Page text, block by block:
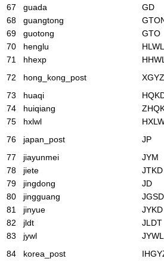
67
guada GD
68
guangtong
69
guotong GTO
70
henglu HLWL
71
hhexp
72
hong_kong_post XGYZ
73
huaqi
74
huiqiang
75
hxlwl
76
japan_post JP
77
jiayunmei JYM
78
jiete JTKD
79
jingdong JD
80
jingguang JGSD
81
jinyue JYKD
82
jldt JLDT
83
jywl JYWL
84
korea_post